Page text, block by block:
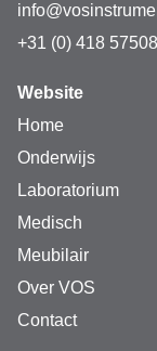
+31 (0) 418
Website
Home
Onderwijs
Laboratorium
Medisch
Meubilair
Over VOS
Contact